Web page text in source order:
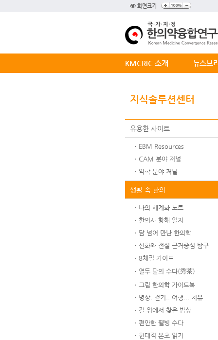
화면크기
KMCRIC 소개 뉴스브
지식솔루션센터
유용한 사이트
EBM Resources
CAM 분야 저널
약학 분야 저널
생활 속 한의
나의 세계화 노트
한의사 항해 일지
담 넘어 만난 한의학
신화와 전설 근거중심 탐구
8체질 가이드
열두 달의 수다(秀茶)
그림 한의학 가이드북
명상. 걷기.. 여행... 치유
길 위에서 찾은 밥상
편안한 웰빙 수다
현대적 본초 읽기